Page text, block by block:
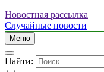
Новостная рассылка
Случайные новости
Меню
Найти: